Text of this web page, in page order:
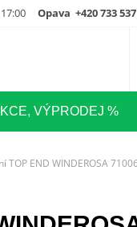
Opava +420 733
VÝPRODEJ %
TOP END WINDEROSA